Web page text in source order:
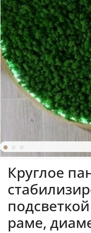
Круглое
раме,